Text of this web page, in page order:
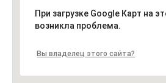
При загрузке Google Карт на
возникла проблема.
Вы владелец этого сайта?